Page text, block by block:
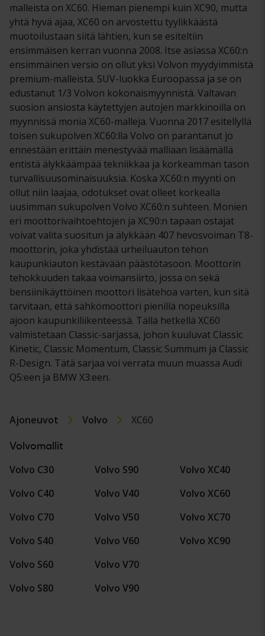
malleista on XC60. Hieman pienempi kuin XC90, mutta
yhtä hyvä ajaa, XC60 on arvostettu tyylikkäästä
muotoilustaan siitä lähtien, kun se esiteltiin
ensimmäisen kerran vuonna 2008. Itse asiassa XC60:n
ensimmäinen versio on ollut yksi Volvon myydyimmistä
premium-malleista. SUV-luokka Euroopassa ja se on
edustanut 1/3 Volvon kokonaismyynnistä. Valtavan
suosion ansiosta käytettyjen autojen markkinoilla on
myynnissä monia XC60-malleja. Vuonna 2017 esitellyllä
toisen sukupolven XC60:lla Volvo on parantanut jo
ennestään erittäin menestyvää malliaan lisäämällä
entistä älykkäämpää tekniikkaa ja korkeamman tason
turvallisuusominaisuuksia. Koska XC60:n myynti on
ollut niin laajaa, odotukset ovat olleet korkealla
uusimman sukupolven Volvo XC60:n suhteen. Monien
eri moottorivaihtoehtojen ja XC90:n tapaan ostajat
voivat valita suositun ja älykkään 407 hevosvoiman T8-
moottorin, joka yhdistää urheiluauton tehon
kaupunkiauton kestävään päästötasoon. Moottorin
tehokkuuden takaa voimansiirto, jossa on sekä
bensiinikäyttöinen moottori lisätehoa varten, kun sitä
tarvitaan, että sähkömoottori pienillä nopeuksilla
ajoon kaupunkiliikenteessä. Tällä hetkellä XC60
valmistetaan Classic-sarjassa, johon kuuluvat Classic
Kinetic, Classic Momentum, Classic Summum ja Classic
R-Design. Tätä sarjaa voi verrata muun muassa Audi
Q5:een ja BMW X3:een.
Ajoneuvot Volvo XC60
Volvomallit
Volvo C30
Volvo C40
Volvo C70
Volvo S40
Volvo S60
Volvo S80
Volvo S90
Volvo V40
Volvo V50
Volvo V60
Volvo V70
Volvo V90
Volvo XC40
Volvo XC60
Volvo XC70
Volvo XC90